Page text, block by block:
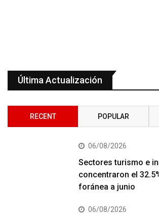
Última Actualización
RECENT POPULAR
06/08/2026
Sectores turismo e
concentraron el
foránea a junio
06/08/2026